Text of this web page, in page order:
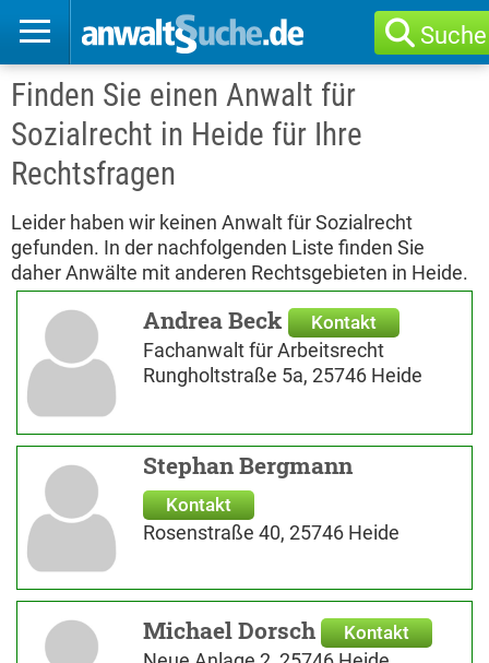
Suche
Finden Sie einen Anwalt für
Sozialrecht in Heide für Ihre
Rechtsfragen
Leider haben wir keinen Anwalt für Sozialrecht
gefunden. In der nachfolgenden Liste finden Sie
daher Anwälte mit anderen Rechtsgebieten in Heide.
Andrea Beck Kontakt
Fachanwalt für Arbeitsrecht
Rungholtstraße 5a, 25746 Heide
Stephan Bergmann
Kontakt
Rosenstraße 40, 25746 Heide
Michael Dorsch Kontakt